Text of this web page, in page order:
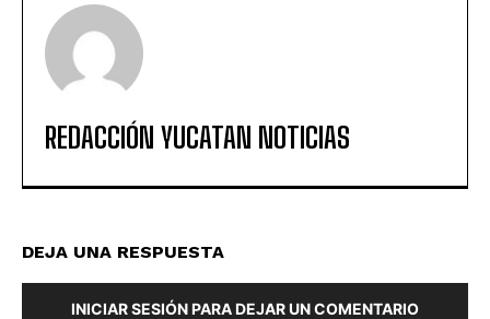
REDACCIÓN YUCATAN NOTICIAS
DEJA UNA RESPUESTA
INICIAR SESIÓN PARA DEJAR UN COMENTARIO